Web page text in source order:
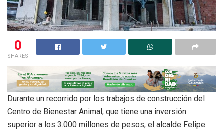
0
SHARES
Durante un recorrido por los trabajos de construcción del
Centro de Bienestar Animal, que tiene una inversión
superior a los 3.000 millones de pesos, el alcalde Felipe